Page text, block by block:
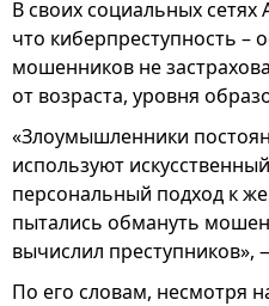
В своих социальных
что киберпреступность –
мошенников не
от возраста, уровня
«Злоумышленники
используют
персональный подход к
пытались обмануть
вычислил преступников»,
По его словам, несмотря